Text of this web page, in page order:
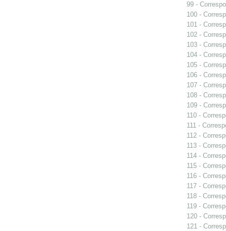
99 -
100 -
101 -
102 -
103 -
104 -
105 -
106 -
107 -
108 -
109 -
110 -
111 -
112 -
113 -
114 -
115 -
116 -
117 -
118 -
119 -
120 -
121 -